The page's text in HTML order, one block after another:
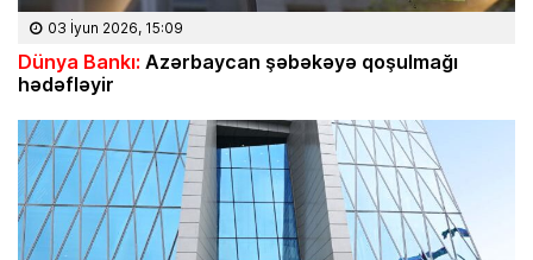
03 İyun 2026, 15:09
Dünya Bankı: Azərbaycan şəbəkəyə qoşulmağı
hədəfləyir